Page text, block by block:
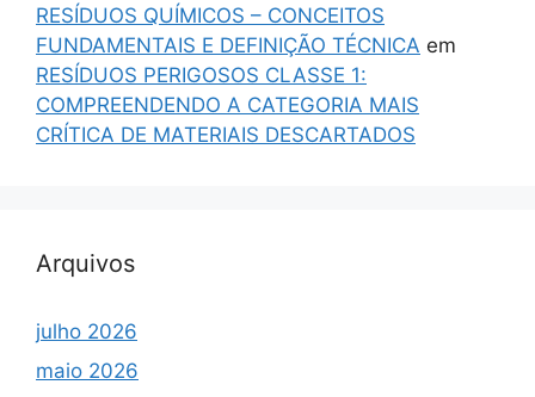
RESÍDUOS QUÍMICOS – CONCEITOS
FUNDAMENTAIS E DEFINIÇÃO TÉCNICA em
RESÍDUOS PERIGOSOS CLASSE 1:
COMPREENDENDO A CATEGORIA MAIS
CRÍTICA DE MATERIAIS DESCARTADOS
Arquivos
julho 2026
maio 2026